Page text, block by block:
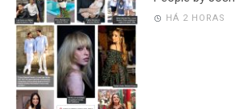
HÁ 2 HORAS